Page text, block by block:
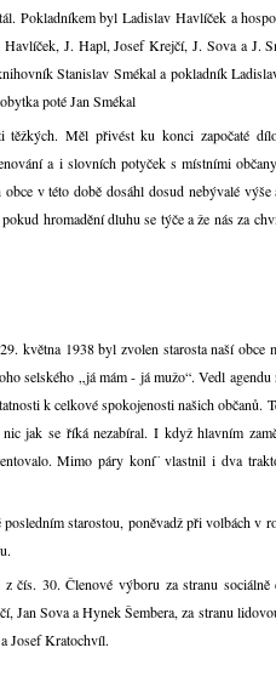
Pokladníkem byl Ladislav Havlíček a
J. Hapl, Josef Krejčí, J. Sova a J.
Stanislav Smékal a pokladník
poté Jan Smékal
Měl přivést ku konci započaté
a i slovních potyček s místními
v této době dosáhl dosud nebývalé
hromadění dluhu se týče a že nás za
května 1938 byl zvolen starosta naší obce
selského „já mám - já mužo“. Vedl agendu
k celkové spokojenosti našich občanů.
jak se říká nezabíral. I když hlavním
Mimo páry koní¨ vlastnil i dva
starostou, poněvadž při volbách v
čís. 30. Členové výboru za stranu
Jan Sova a Hynek Šembera, za stranu
Josef Kratochvíl.